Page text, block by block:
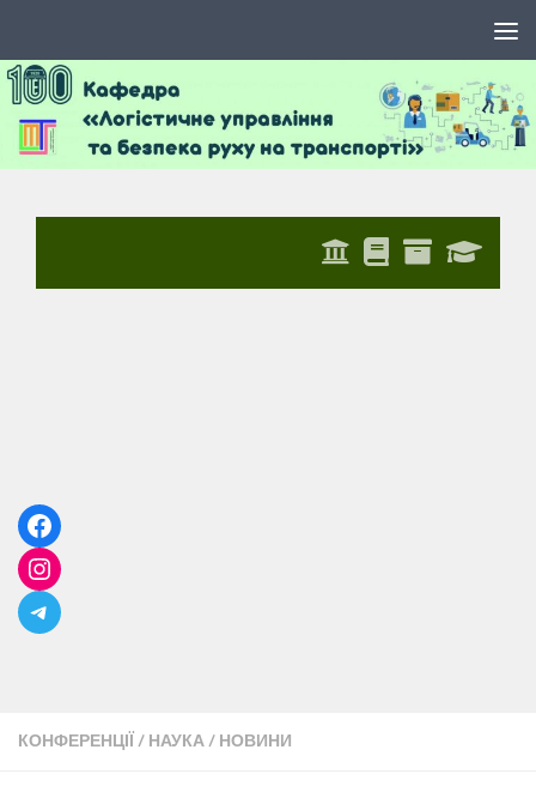
КОНФЕРЕНЦІЇ / НАУКА/ НОВИНИ